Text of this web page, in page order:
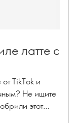
латте с
TikTok и
Не ищите
этот